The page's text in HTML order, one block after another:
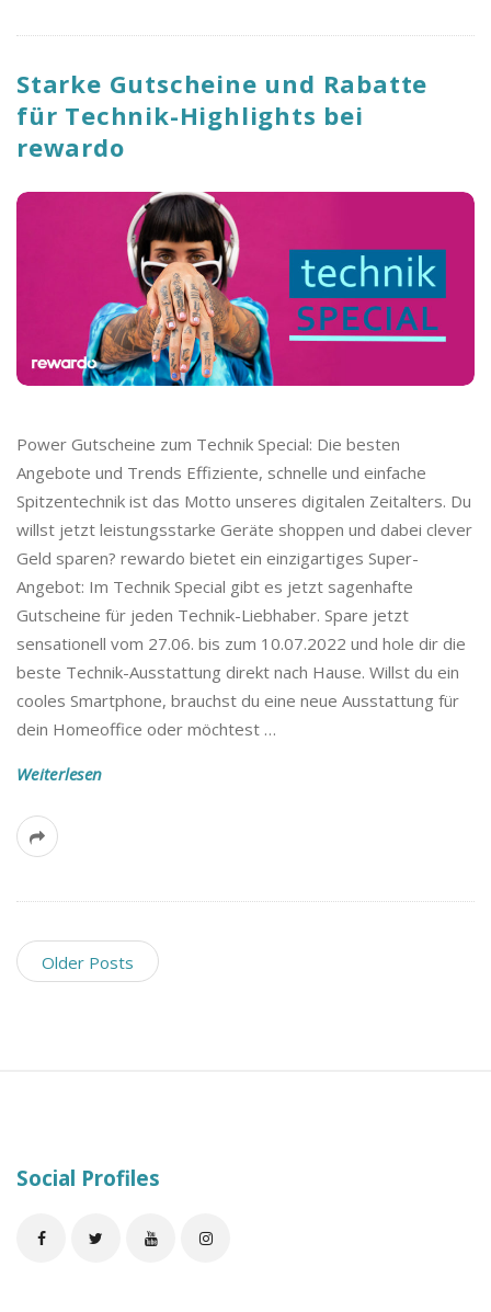
Starke Gutscheine und Rabatte
für Technik-Highlights bei
rewardo
Power Gutscheine zum Technik Special: Die besten
Angebote und Trends Effiziente, schnelle und einfache
Spitzentechnik ist das Motto unseres digitalen Zeitalters. Du
willst jetzt leistungsstarke Geräte shoppen und dabei clever
Geld sparen? rewardo bietet ein einzigartiges Super-
Angebot: Im Technik Special gibt es jetzt sagenhafte
Gutscheine für jeden Technik-Liebhaber. Spare jetzt
sensationell vom 27.06. bis zum 10.07.2022 und hole dir die
beste Technik-Ausstattung direkt nach Hause. Willst du ein
cooles Smartphone, brauchst du eine neue Ausstattung für
dein Homeoffice oder möchtest …
Weiterlesen
Older Posts
Social Profiles